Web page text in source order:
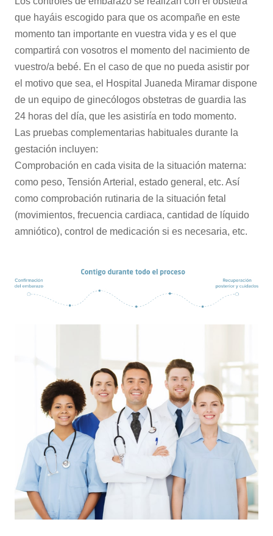
que hayáis escogido para que os acompañe en este
momento tan importante en vuestra vida y es el que
compartirá con vosotros el momento del nacimiento de
vuestro/a bebé. En el caso de que no pueda asistir por
el motivo que sea, el Hospital Juaneda Miramar dispone
de un equipo de ginecólogos obstetras de guardia las
24 horas del día, que les asistiría en todo momento.
Las pruebas complementarias habituales durante la
gestación incluyen:
Comprobación en cada visita de la situación materna:
como peso, Tensión Arterial, estado general, etc. Así
como comprobación rutinaria de la situación fetal
(movimientos, frecuencia cardiaca, cantidad de líquido
amniótico), control de medicación si es necesaria, etc.